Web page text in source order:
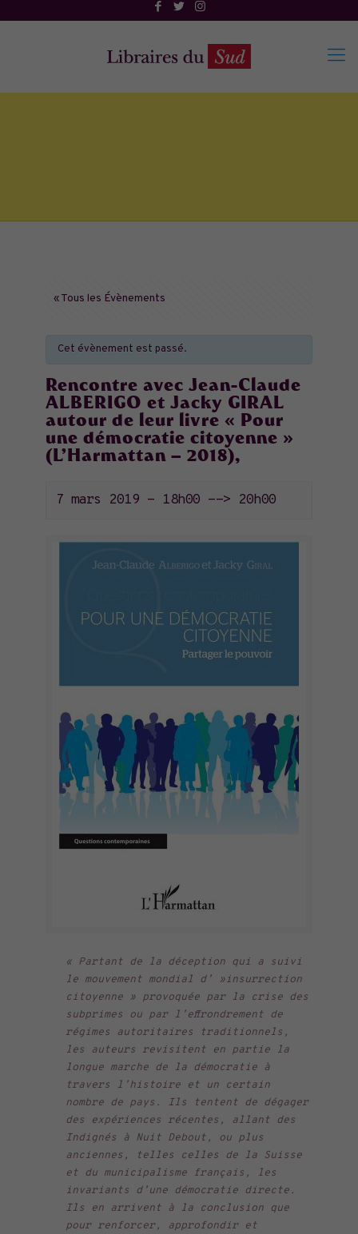
« Tous les Évènements
Cet évènement est passé.
Rencontre avec Jean-Claude
ALBERIGO et Jacky GIRAL
autour de leur livre « Pour
une démocratie citoyenne »
(L’Harmattan – 2018),
7 mars 2019 - 18h00 --> 20h00
« Partant de la déception qui a suivi
le mouvement mondial d’ »insurrection
citoyenne » provoquée par la crise des
subprimes ou par l’effrondrement de
régimes autoritaires traditionnels,
les auteurs revisitent en partie la
longue marche de la démocratie à
travers l’histoire et un certain
nombre de pays. Ils tentent de dégager
des expériences récentes, allant des
Indignés à Nuit Debout, ou plus
anciennes, telles celles de la Suisse
et du municipalisme français, les
invariants d’une démocratie directe.
Ils en arrivent à la conclusion que
pour renforcer, approfondir et